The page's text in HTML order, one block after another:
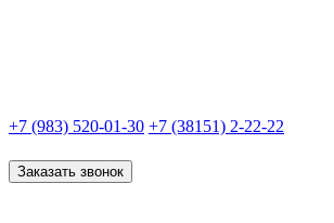
+7 (983) 520-01-30 +7 (38151) 2-22-22
Заказать звонок